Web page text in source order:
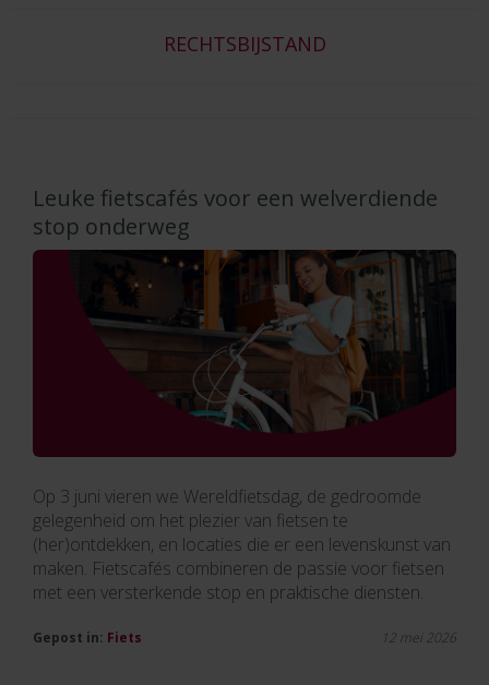
RECHTSBIJSTAND
Leuke fietscafés voor een welverdiende
stop onderweg
Op 3 juni vieren we Wereldfietsdag, de gedroomde
gelegenheid om het plezier van fietsen te
(her)ontdekken, en locaties die er een levenskunst van
maken. Fietscafés combineren de passie voor fietsen
met een versterkende stop en praktische diensten.
Gepost in: Fiets 12 mei 2026